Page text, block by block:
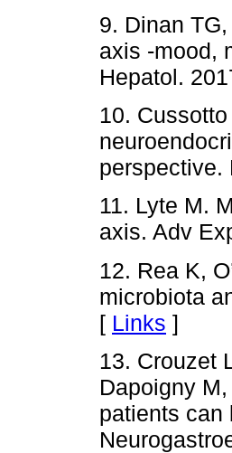
9. Dinan
axis -mood,
Hepatol.
10.
perspective.
11. Lyte M.
axis. Adv
12. Rea K,
microbiota
[ Links ]
13. Crouzet
Dapoigny
patients can